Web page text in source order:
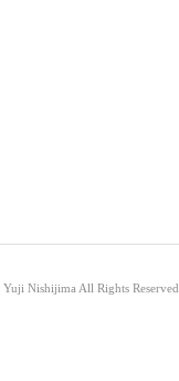
Yuji Nishijima All Rights Reserved.